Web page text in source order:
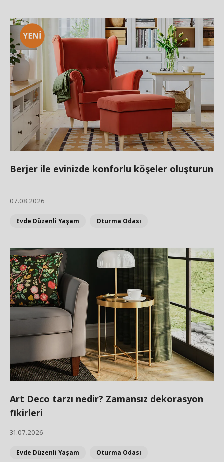
Berjer ile evinizde konforlu köşeler oluşturun
07.08.2026
Evde Düzenli Yaşam Oturma Odası
Art Deco tarzı nedir? Zamansız dekorasyon
fikirleri
31.07.2026
Evde Düzenli Yaşam Oturma Odası